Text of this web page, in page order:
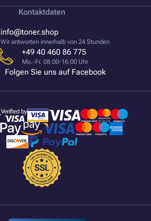
Kontaktdaten
info@toner.shop
Wir antworten innerhalb von 24 Stunden
+49 40 460 86 775
Mo.-Fr. 08:00-16:00 Uhr
Folgen Sie uns auf Facebook